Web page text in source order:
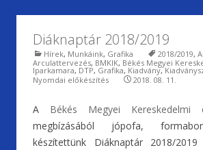
Diáknaptár 2018/2019
Hírek, Munkáink, Grafika 2018/2019,
Arculattervezés, BMKIK, Békés Megyei
Iparkamara, DTP, Grafika, Kiadvány,
Nyomdai előkészítés
2018. 08. 11.
A Békés Megyei Kereskedelmi
megbízásából jópofa,
készítettünk Diáknaptár 2018/